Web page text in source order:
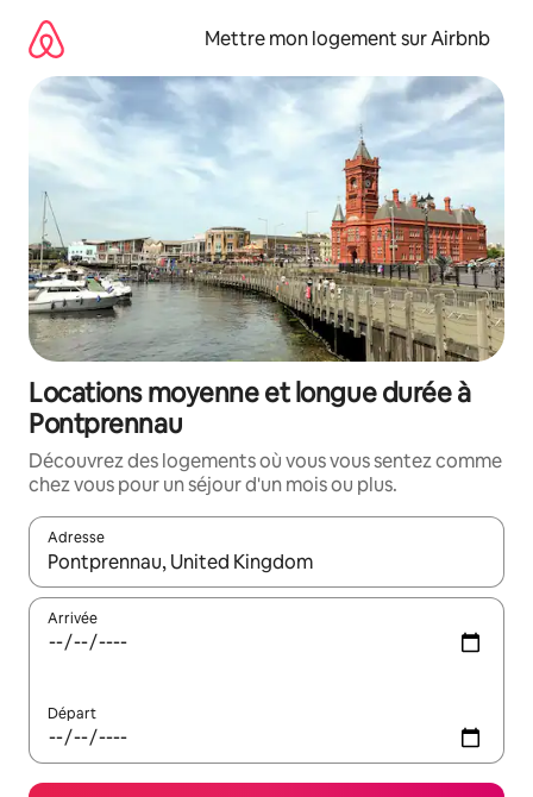
directement
contenu
Mettre mon logement sur Airbnb
Locations moyenne et longue durée à
Pontprennau
Découvrez des logements où vous vous sentez comme
chez vous pour un séjour d'un mois ou plus.
Adresse
Lorsque les résultats s'affichent, utilisez les flèches vers le
Arrivée
Départ